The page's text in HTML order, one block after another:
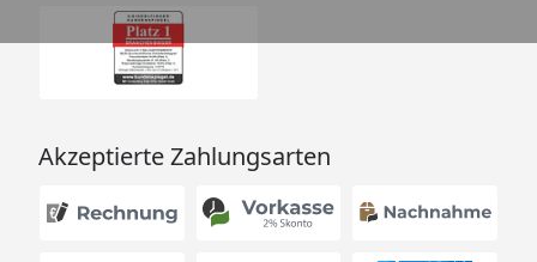
Akzeptierte Zahlungsarten